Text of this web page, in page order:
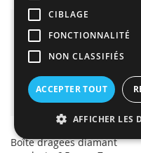
Boîte dragees diamant
CIBLAGE
FONCTIONNALITÉ
NON CLASSIFIÉS
ACCEPTER TOUT
AFFICHER LES